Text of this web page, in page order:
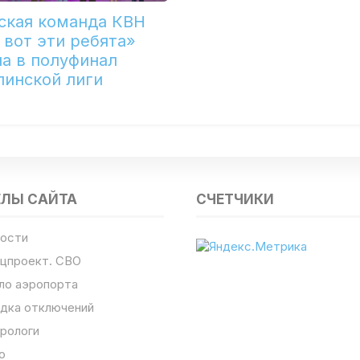
команда КВН
эти ребята»
в полуфинал
лиги
САЙТА
СВО
аэропорта
отключений
СЧЕТЧИКИ